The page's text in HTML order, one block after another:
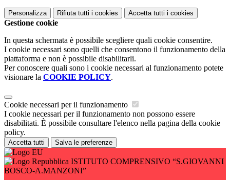
Personalizza Rifiuta tutti i cookies Accetta tutti i cookies
Gestione cookie
In questa schermata è possibile scegliere quali cookie consentire.
I cookie necessari sono quelli che consentono il funzionamento della
piattaforma e non è possibile disabilitarli.
Per conoscere quali sono i cookie necessari al funzionamento potete
visionare la COOKIE POLICY.
Cookie necessari per il funzionamento
I cookie necessari per il funzionamento non possono essere
disabilitati. È possibile consultare l'elenco nella pagina della cookie
policy.
Accetta tutti Salva le preferenze
ISTITUTO COMPRENSIVO “S.GIOVANNI
BOSCO-A.MANZONI”